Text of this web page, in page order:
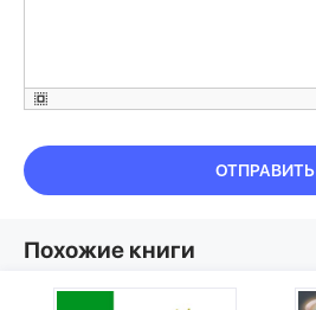
ОТПРАВИТЬ
Похожие книги